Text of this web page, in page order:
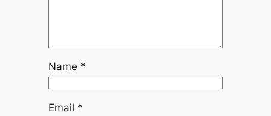
Name *
Email *